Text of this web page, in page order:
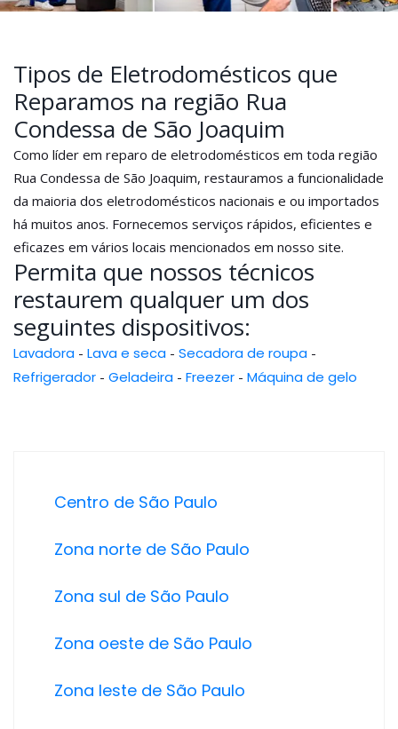
Tipos de Eletrodomésticos que
Reparamos na região Rua
Condessa de São Joaquim
Como líder em reparo de eletrodomésticos em toda região
Rua Condessa de São Joaquim, restauramos a funcionalidade
da maioria dos eletrodomésticos nacionais e ou importados
há muitos anos. Fornecemos serviços rápidos, eficientes e
eficazes em vários locais mencionados em nosso site.
Permita que nossos técnicos
restaurem qualquer um dos
seguintes dispositivos:
Lavadora - Lava e seca - Secadora de roupa -
Refrigerador - Geladeira - Freezer - Máquina de gelo
Centro de São Paulo
Zona norte de São Paulo
Zona sul de São Paulo
Zona oeste de São Paulo
Zona leste de São Paulo